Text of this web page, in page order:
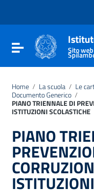
Vai al footer
Attiva / disattiva la
Sito
Home / La scuola / Le
Documento Generico /
PIANO TRIENNALE DI
ISTITUZIONI SCOLASTICHE
PIANO